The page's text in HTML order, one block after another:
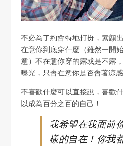
不必為了約會特地打扮，素顏
在意你到底穿什麼（雖然一開
意）不在意你穿的露或是不露
曝光，只會在意你是否會著涼
不喜歡什麼可以直接說，喜歡
以成為百分之百的自己！
我希望在我面前
樣的自在！你我